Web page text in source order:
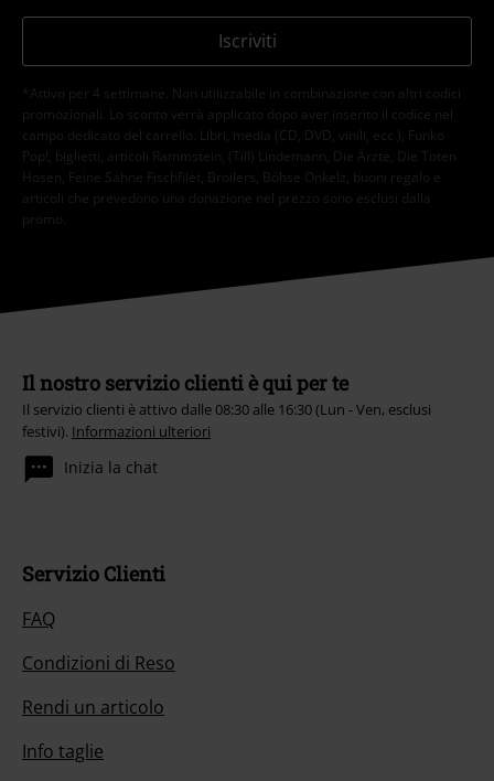
Iscriviti
*Attivo per 4 settimane. Non utilizzabile in combinazione con altri codici
promozionali. Lo sconto verrà applicato dopo aver inserito il codice nel
campo dedicato del carrello. Libri, media (CD, DVD, vinili, ecc.), Funko
Pop!, biglietti, articoli Rammstein, (Till) Lindemann, Die Ärzte, Die Toten
Hosen, Feine Sahne Fischfilet, Broilers, Böhse Onkelz, buoni regalo e
articoli che prevedono una donazione nel prezzo sono esclusi dalla
promo.
Il nostro servizio clienti è qui per te
Il servizio clienti è attivo dalle 08:30 alle 16:30 (Lun - Ven, esclusi
festivi). Informazioni ulteriori
Inizia la chat
Servizio Clienti
FAQ
Condizioni di Reso
Rendi un articolo
Info taglie